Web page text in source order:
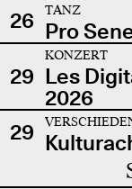
26
TANZ
Pro
29
KONZERT
Les
2026
29